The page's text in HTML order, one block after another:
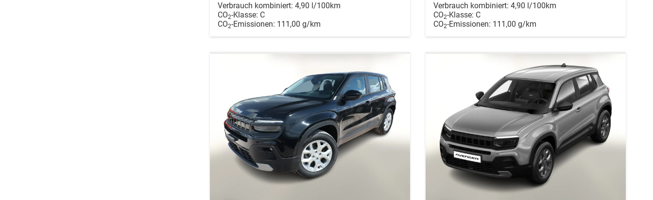
Verbrauch kombiniert: 4,90 l/100km
CO2-Klasse: C
CO2-Emissionen: 111,00 g/km
Verbrauch kombiniert: 4,90 l/100km
CO2-Klasse: C
CO2-Emissionen: 111,00 g/km